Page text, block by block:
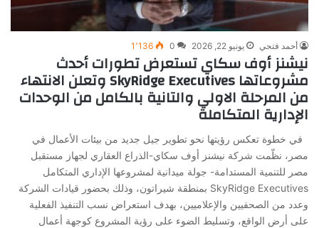
أحمد فتحي يونيو 22, 2026 0 1٬136
نيشنز أوف سكاي تستعرض تطورات أحدث
مشروعاتها SkyRidge Executives وتعلن الانتهاء
من المرحلة الاولي والتانية بالكامل من الوحدات
الإدارية المتكاملة
في خطوة تعكس رؤيتها نحو تطوير جيل جديد من بيئات الأعمال في
مصر، نظّمت شركة نيشنز أوف سكاي-الذراع العقاري لجهاز مستقبل
مصر للتنمية المستدامة- جولة ميدانية لمشروعها الإداري المتكامل
SkyRidge Executives بمنطقة شيراتون، وذلك بحضور قيادات الشركة
وعدد من الصحفيين والإعلاميين، بهدف استعراض نسب التنفيذ الفعلية
على أرض الواقع، وتسليط الضوء على رؤية المشروع كوجهة أعمال